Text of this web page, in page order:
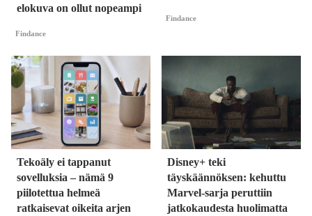
elokuva on ollut nopeampi
Findance
Findance
Tekoäly ei tappanut
sovelluksia – nämä 9
piilotettua helmeä
ratkaisevat oikeita arjen
Disney+ teki
täyskäännöksen: kehuttu
Marvel-sarja peruttiin
jatkokaudesta huolimatta